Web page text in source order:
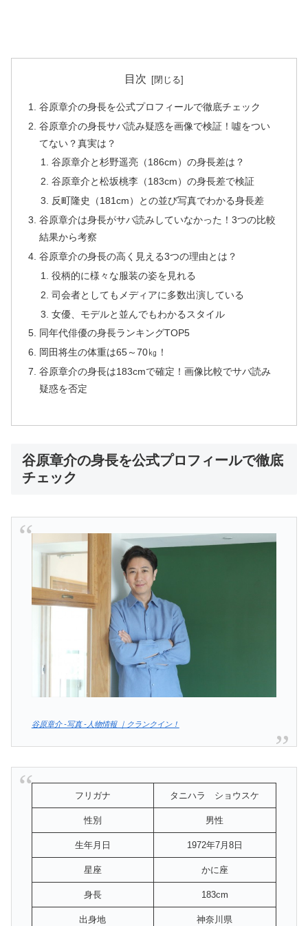
目次
谷原章介の身長を公式プロフィールで徹底チェック
谷原章介の身長サバ読み疑惑を画像で検証！噓をつい
てない？真実は？
谷原章介と杉野遥亮（186cm）の身長差は？
谷原章介と松坂桃李（183cm）の身長差で検証
反町隆史（181cm）との並び写真でわかる身長差
谷原章介は身長がサバ読みしていなかった！3つの比較
結果から考察
谷原章介の身長の高く見える3つの理由とは？
役柄的に様々な服装の姿を見れる
司会者としてもメディアに多数出演している
女優、モデルと並んでもわかるスタイル
同年代俳優の身長ランキングTOP5
岡田将生の体重は65～70㎏！
谷原章介の身長は183cmで確定！画像比較でサバ読み
疑惑を否定
谷原章介の身長を公式プロフィールで徹底
チェック
谷原章介 -写真 -人物情報 ｜クランクイン！
フリガナ タニハラ ショウスケ
性別 男性
生年月日 1972年7月8日
星座 かに座
身長 183cm
出身地 神奈川県